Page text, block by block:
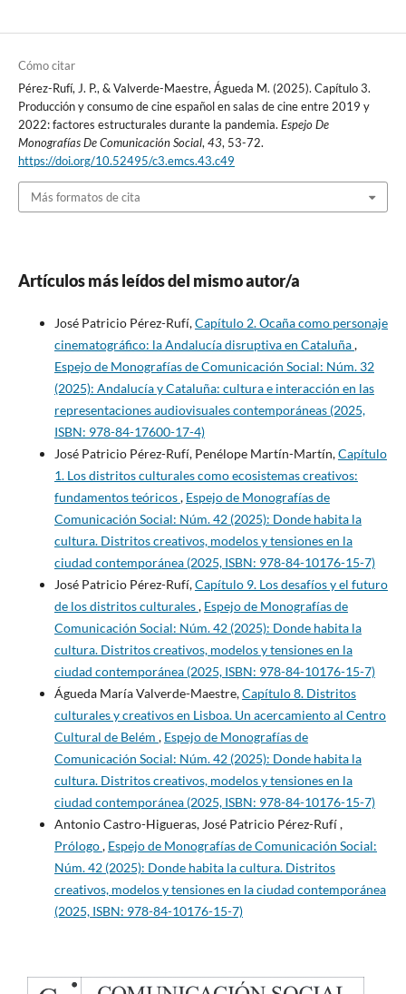
Cómo citar
Pérez-Rufí, J. P., & Valverde-Maestre, Águeda M. (2025). Capítulo 3.
Producción y consumo de cine español en salas de cine entre 2019 y
2022: factores estructurales durante la pandemia. Espejo De
Monografías De Comunicación Social, 43, 53-72.
https://doi.org/10.52495/c3.emcs.43.c49
Más formatos de cita
Artículos más leídos del mismo autor/a
José Patricio Pérez-Rufí,Capítulo 2. Ocaña como personaje
cinematográfico: la Andalucía disruptiva en Cataluña,
Espejo de Monografías de Comunicación Social: Núm. 32
(2025): Andalucía y Cataluña: cultura e interacción en las
representaciones audiovisuales contemporáneas (2025,
ISBN: 978-84-17600-17-4)
José Patricio Pérez-Rufí, Penélope Martín-Martín,Capítulo
1. Los distritos culturales como ecosistemas creativos:
fundamentos teóricos, Espejo de Monografías de
Comunicación Social: Núm. 42 (2025): Donde habita la
cultura. Distritos creativos, modelos y tensiones en la
ciudad contemporánea (2025, ISBN: 978-84-10176-15-7)
José Patricio Pérez-Rufí,Capítulo 9. Los desafíos y el futuro
de los distritos culturales, Espejo de Monografías de
Comunicación Social: Núm. 42 (2025): Donde habita la
cultura. Distritos creativos, modelos y tensiones en la
ciudad contemporánea (2025, ISBN: 978-84-10176-15-7)
Águeda María Valverde-Maestre,Capítulo 8. Distritos
culturales y creativos en Lisboa. Un acercamiento al Centro
Cultural de Belém , Espejo de Monografías de
Comunicación Social: Núm. 42 (2025): Donde habita la
cultura. Distritos creativos, modelos y tensiones en la
ciudad contemporánea (2025, ISBN: 978-84-10176-15-7)
Antonio Castro-Higueras, José Patricio Pérez-Rufí ,
Prólogo, Espejo de Monografías de Comunicación Social:
Núm. 42 (2025): Donde habita la cultura. Distritos
creativos, modelos y tensiones en la ciudad contemporánea
(2025, ISBN: 978-84-10176-15-7)